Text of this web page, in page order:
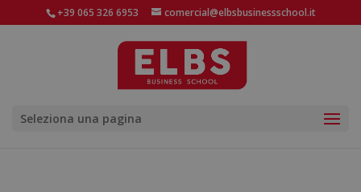
+39 065 326 6953 comercial@elbsbusinessschool.it
Seleziona una pagina